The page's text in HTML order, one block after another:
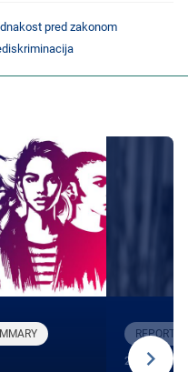
pred zakonom
REPORT /
27 JANUARY